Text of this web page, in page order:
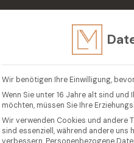
KAUFEN VERKAUFEN
Wir benötigen Ihre Einwilligung,
Wenn Sie unter 16 Jahre alt sind
möchten, müssen Sie Ihre
Wir verwenden Cookies und andere
sind essenziell, während andere uns